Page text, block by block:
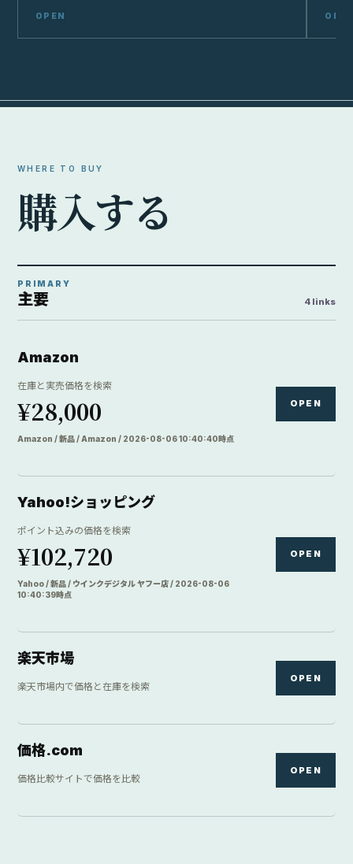
WHERE TO BUY
購入する
PRIMARY
主要 4 links
Amazon
在庫と実売価格を検索
¥28,000
Amazon / 新品 / Amazon / 2026-08-06 10:40:40時点
OPEN
Yahoo!ショッピング
ポイント込みの価格を検索
¥102,720
Yahoo / 新品 / ウインクデジタル ヤフー店 / 2026-08-06
10:40:39時点
OPEN
楽天市場
楽天市場内で価格と在庫を検索
OPEN
価格.com
価格比較サイトで価格を比較
OPEN